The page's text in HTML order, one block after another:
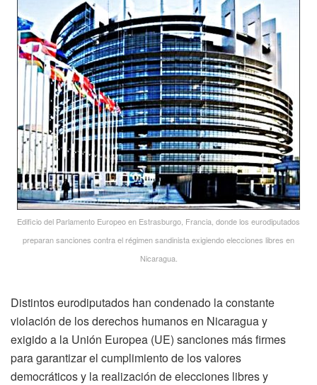
Edificio del Parlamento Europeo en Estrasburgo, Francia, donde los eurodiputados
preparan sanciones contra el régimen sandinista exigiendo elecciones libres en
Nicaragua.
Distintos eurodiputados han condenado la constante
violación de los derechos humanos en Nicaragua y
exigido a la Unión Europea (UE) sanciones más firmes
para garantizar el cumplimiento de los valores
democráticos y la realización de elecciones libres y